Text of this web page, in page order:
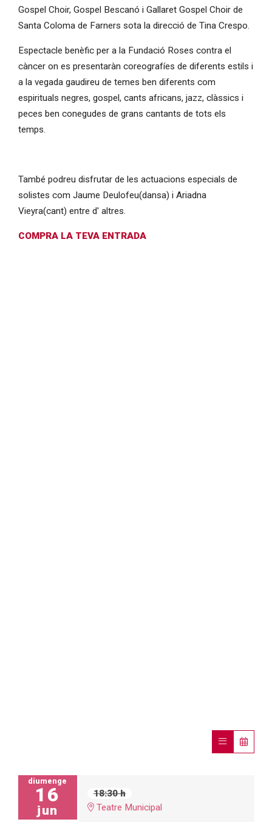
Gospel Choir, Gospel Bescanó i Gallaret Gospel Choir de
Santa Coloma de Farners sota la direcció de Tina Crespo.
Espectacle benèfic per a la Fundació Roses contra el
càncer on es presentaràn coreografíes de diferents estils i
a la vegada gaudireu de temes ben diferents com
espirituals negres, gospel, cants africans, jazz, clàssics i
peces ben conegudes de grans cantants de tots els
temps.
També podreu disfrutar de les actuacions especials de
solistes com Jaume Deulofeu(dansa) i Ariadna
Vieyra(cant) entre d' altres.
COMPRA LA TEVA ENTRADA
diumenge
16
jun
18:30 h
Teatre Municipal